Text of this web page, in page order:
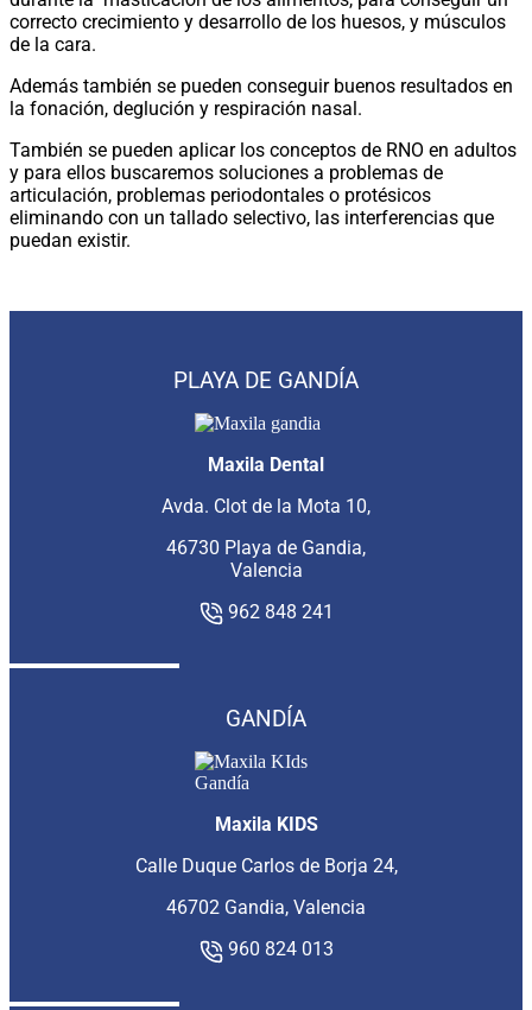
correcto crecimiento y desarrollo de los huesos, y músculos
de la cara.
Además también se pueden conseguir buenos resultados en
la fonación, deglución y respiración nasal.
También se pueden aplicar los conceptos de RNO en adultos
y para ellos buscaremos soluciones a problemas de
articulación, problemas periodontales o protésicos
eliminando con un tallado selectivo, las interferencias que
puedan existir.
PLAYA DE GANDÍA
Maxila Dental
Avda. Clot de la Mota 10,
46730 Playa de Gandia,
Valencia
962 848 241
GANDÍA
Maxila KIDS
Calle Duque Carlos de Borja 24,
46702 Gandia, Valencia
960 824 013